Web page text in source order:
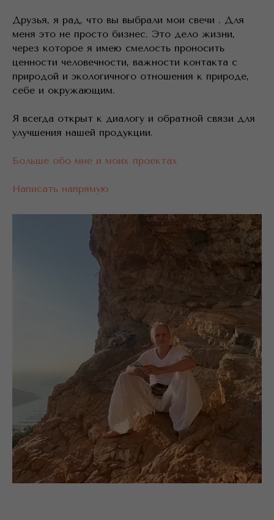
Друзья, я рад, что вы выбрали мои свечи . Для
меня это не просто бизнес. Это дело жизни,
через которое я имею смелость проносить
ценности человечности, важности контакта с
природой и экологичного отношения к природе,
себе и окружающим.
Я всегда открыт к диалогу и обратной связи для
улучшения нашей продукции.
Больше обо мне и моих проектах
Написать напрямую